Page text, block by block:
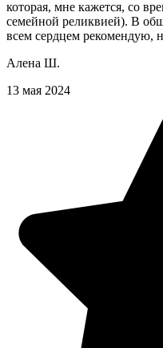
которая, мне кажется, со
семейной реликвией). В
всем сердцем рекомендую,
Алена Ш.
13 мая 2024